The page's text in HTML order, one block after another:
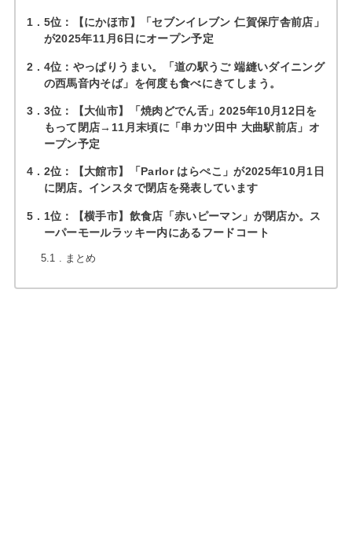
1
5位：【にかほ市】「セブンイレブン 仁賀保庁舎前店」
が2025年11月6日にオープン予定
2
4位：やっぱりうまい。「道の駅うご 端縫いダイニング
の西馬音内そば」を何度も食べにきてしまう。
3
3位：【大仙市】「焼肉どでん舌」2025年10月12日を
もって閉店→11月末頃に「串カツ田中 大曲駅前店」オ
ープン予定
4
2位：【大館市】「Parlor はらぺこ」が2025年10月1日
に閉店。インスタで閉店を発表しています
5
1位：【横手市】飲食店「赤いピーマン」が閉店か。ス
ーパーモールラッキー内にあるフードコート
5.1 まとめ